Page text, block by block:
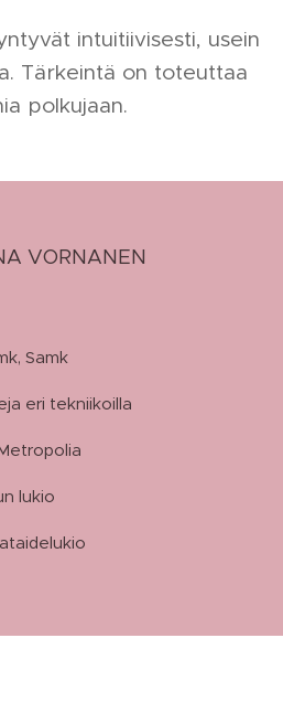
intuitiivisesti, usein
Tärkeintä on toteuttaa
polkujaan.
VORNANEN
Samk
eri tekniikoilla
lukio